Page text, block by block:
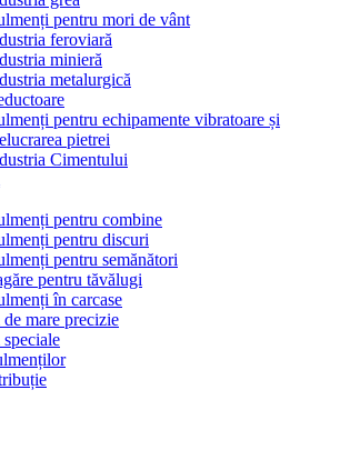
pentru mori de vânt
feroviară
minieră
metalurgică
pentru echipamente vibratoare și
pietrei
Cimentului
pentru combine
pentru discuri
pentru semănători
pentru tăvălugi
în carcase
mare precizie